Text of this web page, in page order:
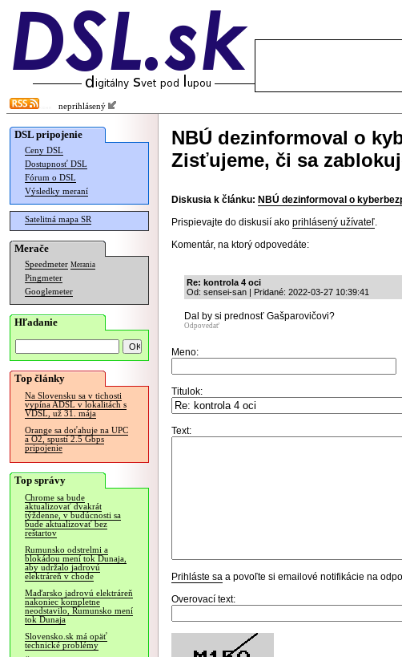
neprihlásený
DSL pripojenie
Ceny DSL
Dostupnosť DSL
Fórum o DSL
Výsledky meraní
Satelitná mapa SR
Merače
Speedmeter Merania
Pingmeter
Googlemeter
Hľadanie
Top články
Na Slovensku sa v tichosti
vypína ADSL v lokalitách s
VDSL, už 31. mája
Orange sa doťahuje na UPC
a O2, spustí 2.5 Gbps
pripojenie
Top správy
Chrome sa bude
aktualizovať dvakrát
týždenne, v budúcnosti sa
bude aktualizovať bez
reštartov
Rumunsko odstrelmi a
blokádou mení tok Dunaja,
aby udržalo jadrovú
elektráreň v chode
Maďarsko jadrovú elektráreň
nakoniec kompletne
neodstavilo, Rumunsko mení
tok Dunaja
Slovensko.sk má opäť
technické problémy
NBÚ dezinformoval o
Zisťujeme, či sa
Diskusia k článku: NBÚ dezinformoval o
Prispievajte do diskusií ako prihlásený užívateľ.
Komentár, na ktorý odpovedáte:
Re: kontrola 4 oci
Od: sensei-san | Pridané: 2022-03-27 10:39:41
Dal by si prednosť Gašparovičovi?
Odpovedať
Meno:
Titulok:
Text:
Prihláste sa a povoľte si emailové notifikácie na
Overovací text: